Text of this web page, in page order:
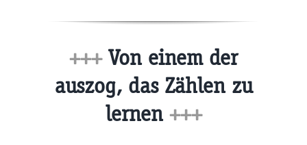
+++Von einem der
auszog, das Zählen zu
lernen +++